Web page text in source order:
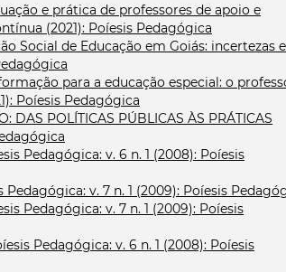
e prática de professores de apoio e
(2021): Poíesis Pedagógica
Social de Educação em Goiás: incertezas e
para a educação especial: o
Poíesis Pedagógica
DAS POLÍTICAS PÚBLICAS ÀS PRÁTICAS
Pedagógica: v. 6 n. 1 (2008): Poíesis
Pedagógica: v. 7 n. 1 (2009): Poíesis
Pedagógica: v. 7 n. 1 (2009): Poíesis
Pedagógica: v. 6 n. 1 (2008): Poíesis